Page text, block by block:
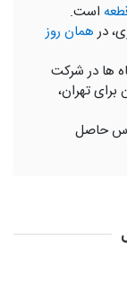
است.
درهمان روز
ها در شرکت
تهران،
حاصل